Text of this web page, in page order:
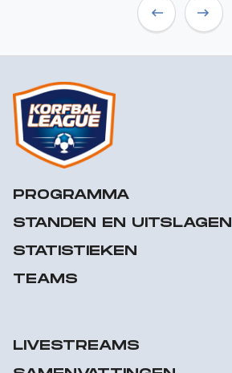
PROGRAMMA
STANDEN EN UITSLAGEN
STATISTIEKEN
TEAMS
LIVESTREAMS